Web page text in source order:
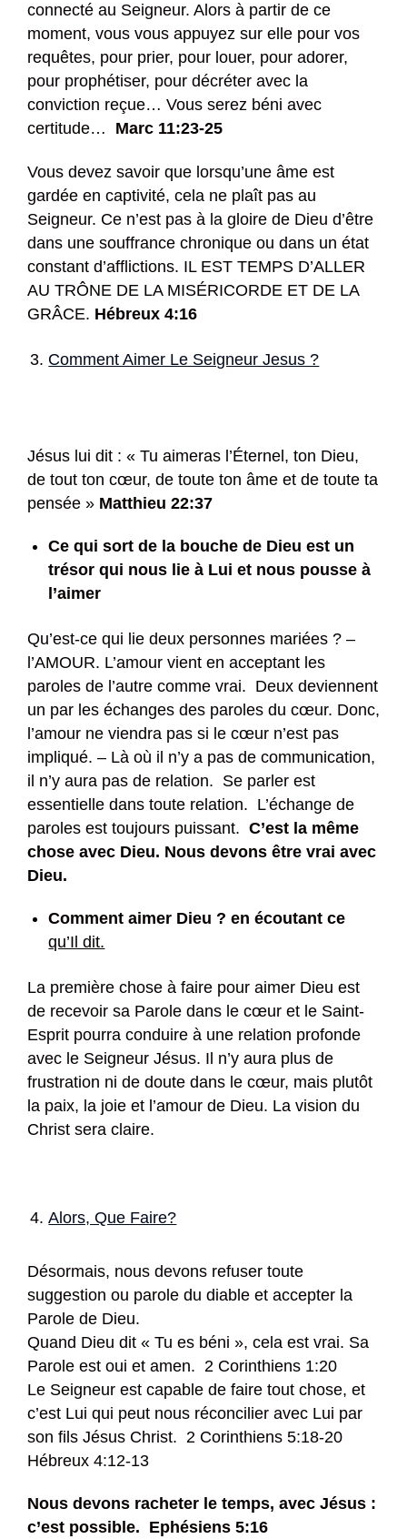
connecté au Seigneur. Alors à partir de ce
moment, vous vous appuyez sur elle pour vos
requêtes, pour prier, pour louer, pour adorer,
pour prophétiser, pour décréter avec la
conviction reçue… Vous serez béni avec
certitude…
Marc 11:23-25
Vous devez savoir que lorsqu’une âme est
gardée en captivité, cela ne plaît pas au
Seigneur. Ce n’est pas à la gloire de Dieu d’être
dans une souffrance chronique ou dans un état
constant d’afflictions. IL EST TEMPS D’ALLER
AU TRÔNE DE LA MISÉRICORDE ET DE LA
GRÂCE. Hébreux 4:16
Comment Aimer Le Seigneur Jesus ?
Jésus lui dit : « Tu aimeras l’Éternel, ton Dieu,
de tout ton cœur, de toute ton âme et de toute ta
pensée » Matthieu 22:37
Ce qui sort de la bouche de Dieu est un
trésor qui nous lie à Lui et nous pousse à
l’aimer
Qu’est-ce qui lie deux personnes mariées ? –
l’AMOUR. L’amour vient en acceptant les
paroles de l’autre comme vrai. Deux deviennent
un par les échanges des paroles du cœur. Donc,
l’amour ne viendra pas si le cœur n’est pas
impliqué. – Là où il n’y a pas de communication,
il n’y aura pas de relation. Se parler est
essentielle dans toute relation. L’échange de
paroles est toujours puissant. C’est la même
chose avec Dieu. Nous devons être vrai avec
Dieu.
Comment aimer Dieu ? en écoutant ce
qu’Il dit.
La première chose à faire pour aimer Dieu est
de recevoir sa Parole dans le cœur et le Saint-
Esprit pourra conduire à une relation profonde
avec le Seigneur Jésus. Il n’y aura plus de
frustration ni de doute dans le cœur, mais plutôt
la paix, la joie et l’amour de Dieu. La vision du
Christ sera claire.
Alors, Que Faire?
Désormais, nous devons refuser toute
suggestion ou parole du diable et accepter la
Parole de Dieu.
Quand Dieu dit « Tu es béni », cela est vrai. Sa
Parole est oui et amen. 2 Corinthiens 1:20
Le Seigneur est capable de faire tout chose, et
c’est Lui qui peut nous réconcilier avec Lui par
son fils Jésus Christ. 2 Corinthiens 5:18-20
Hébreux 4:12-13
Nous devons racheter le temps, avec Jésus :
c’est possible. Ephésiens 5:16